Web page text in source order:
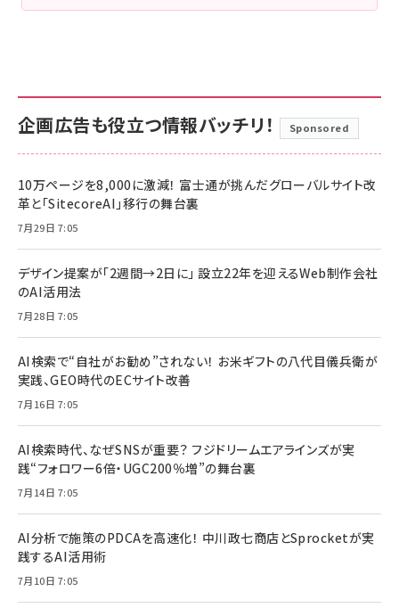
企画広告も役立つ情報バッチリ！ Sponsored
10万ページを8,000に激減！ 富士通が挑んだグローバルサイト改
革と「SitecoreAI」移行の舞台裏
7月29日 7:05
デザイン提案が「2週間→2日に」 設立22年を迎えるWeb制作会社
のAI活用法
7月28日 7:05
AI検索で“自社がお勧め”されない！ お米ギフトの八代目儀兵衛が
実践、GEO時代のECサイト改善
7月16日 7:05
AI検索時代、なぜSNSが重要？ フジドリームエアラインズが実
践“フォロワー6倍・UGC200％増”の舞台裏
7月14日 7:05
AI分析で施策のPDCAを高速化！ 中川政七商店とSprocketが実
践するAI活用術
7月10日 7:05